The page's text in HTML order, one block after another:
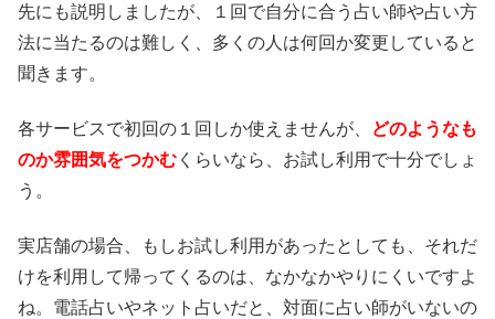
先にも説明しましたが、１回で自分に合う占い師や占い方
法に当たるのは難しく、多くの人は何回か変更していると
聞きます。
各サービスで初回の１回しか使えませんが、
どのようなも
のか雰囲気をつかむ くらいなら、お試し利用で十分でしょ
う。
実店舗の場合、もしお試し利用があったとしても、それだ
けを利用して帰ってくるのは、なかなかやりにくいですよ
ね。電話占いやネット占いだと、対面に占い師がいないの